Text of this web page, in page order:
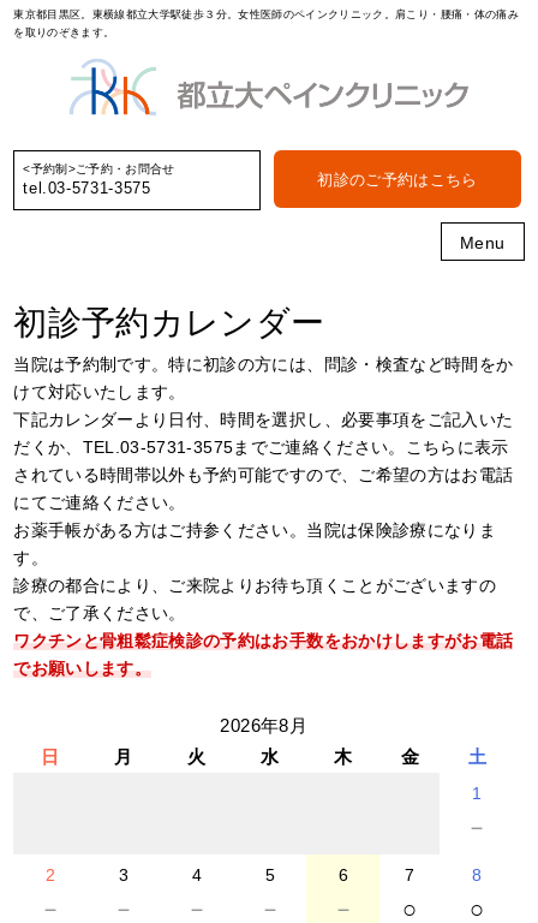
東京都目黒区。東横線都立大学駅徒歩３分。女性医師のペインクリニック。肩こり・腰痛・体の痛み
を取りのぞきます。
<予約制>ご予約・お問合せ
tel.03-5731-3575 初診のご予約はこちら
Menu
初診予約カレンダー
当院は予約制です。特に初診の方には、問診・検査など時間をか
けて対応いたします。
下記カレンダーより日付、時間を選択し、必要事項をご記入いた
だくか、TEL.03-5731-3575までご連絡ください。こちらに表示
されている時間帯以外も予約可能ですので、ご希望の方はお電話
にてご連絡ください。
お薬手帳がある方はご持参ください。当院は保険診療になりま
す。
診療の都合により、ご来院よりお待ち頂くことがございますの
で、ご了承ください。
ワクチンと骨粗鬆症検診の予約はお手数をおかけしますがお電話
でお願いします。
2026年8月
日
月 火 水 木 金 土
1
－
2
－
3
－
4
－
5
－
6
－
7
○
8
○